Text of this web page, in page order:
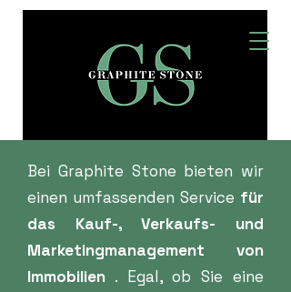
Bei Graphite Stone bieten wir
einen umfassenden Service für
das Kauf-, Verkaufs- und
Marketingmanagement von
Immobilien . Egal, ob Sie eine